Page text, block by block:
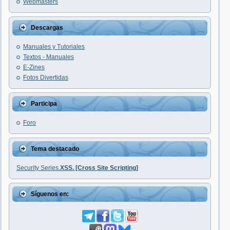
Webmasters
Descargas
Manuales y Tutoriales
Textos - Manuales
E-Zines
Fotos Divertidas
Participa
Foro
Tema destacado
Security Series.XSS. [Cross Site Scripting]
Síguenos en: